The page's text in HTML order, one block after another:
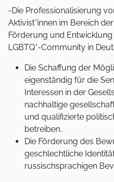
-Die Professionalisierung
Aktivist*innen im Bereich
Förderung und
LGBTQ*-Community in
Die Schaffung der
eigenständig für die
Interessen in der
nachhaltige
und qualifizierte
betreiben..
Die Förderung des
geschlechtliche
russischsprachigen